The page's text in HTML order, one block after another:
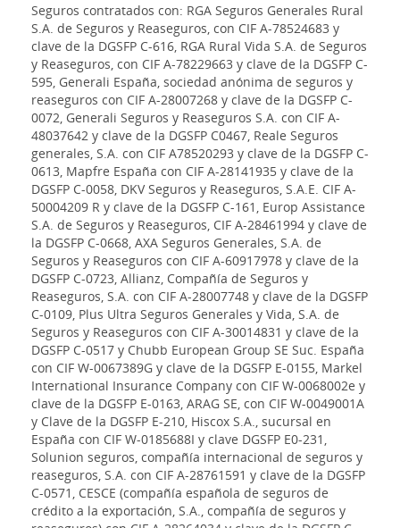
Seguros contratados con: RGA Seguros Generales Rural
S.A. de Seguros y Reaseguros, con CIF A-78524683 y
clave de la DGSFP C-616, RGA Rural Vida S.A. de Seguros
y Reaseguros, con CIF A-78229663 y clave de la DGSFP C-
595, Generali España, sociedad anónima de seguros y
reaseguros con CIF A-28007268 y clave de la DGSFP C-
0072, Generali Seguros y Reaseguros S.A. con CIF A-
48037642 y clave de la DGSFP C0467, Reale Seguros
generales, S.A. con CIF A78520293 y clave de la DGSFP C-
0613, Mapfre España con CIF A-28141935 y clave de la
DGSFP C-0058, DKV Seguros y Reaseguros, S.A.E. CIF A-
50004209 R y clave de la DGSFP C-161, Europ Assistance
S.A. de Seguros y Reaseguros, CIF A-28461994 y clave de
la DGSFP C-0668, AXA Seguros Generales, S.A. de
Seguros y Reaseguros con CIF A-60917978 y clave de la
DGSFP C-0723, Allianz, Compañía de Seguros y
Reaseguros, S.A. con CIF A-28007748 y clave de la DGSFP
C-0109, Plus Ultra Seguros Generales y Vida, S.A. de
Seguros y Reaseguros con CIF A-30014831 y clave de la
DGSFP C-0517 y Chubb European Group SE Suc. España
con CIF W-0067389G y clave de la DGSFP E-0155, Markel
International Insurance Company con CIF W-0068002e y
clave de la DGSFP E-0163, ARAG SE, con CIF W-0049001A
y Clave de la DGSFP E-210, Hiscox S.A., sucursal en
España con CIF W-0185688I y clave DGSFP E0-231,
Solunion seguros, compañía internacional de seguros y
reaseguros, S.A. con CIF A-28761591 y clave de la DGSFP
C-0571, CESCE (compañía española de seguros de
crédito a la exportación, S.A., compañía de seguros y